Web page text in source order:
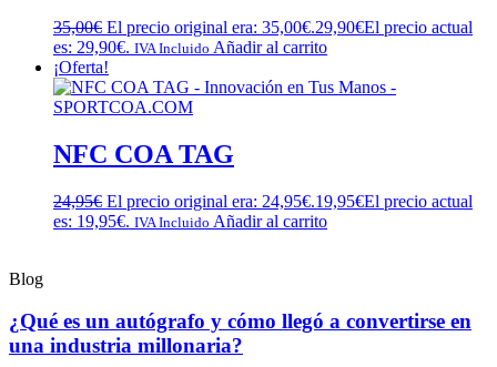
35,00€ El precio original era: 35,00€.29,90€El precio actual
es: 29,90€. IVA Incluido Añadir al carrito
¡Oferta!
NFC COA TAG
24,95€ El precio original era: 24,95€.19,95€El precio actual
es: 19,95€. IVA Incluido Añadir al carrito
Blog
¿Qué es un autógrafo y cómo llegó a convertirse en
una industria millonaria?